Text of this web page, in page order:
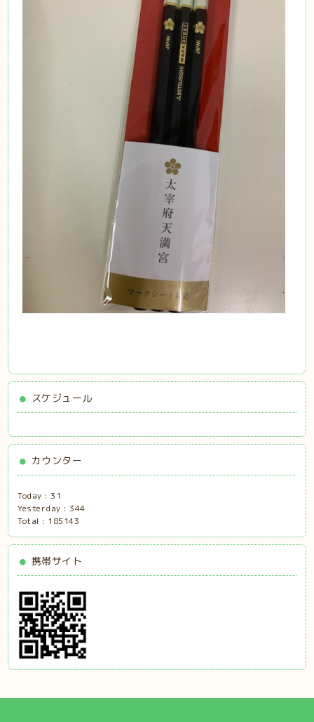
スケジュール
カウンター
Today :31
Yesterday :344
Total : 185143
携帯サイト